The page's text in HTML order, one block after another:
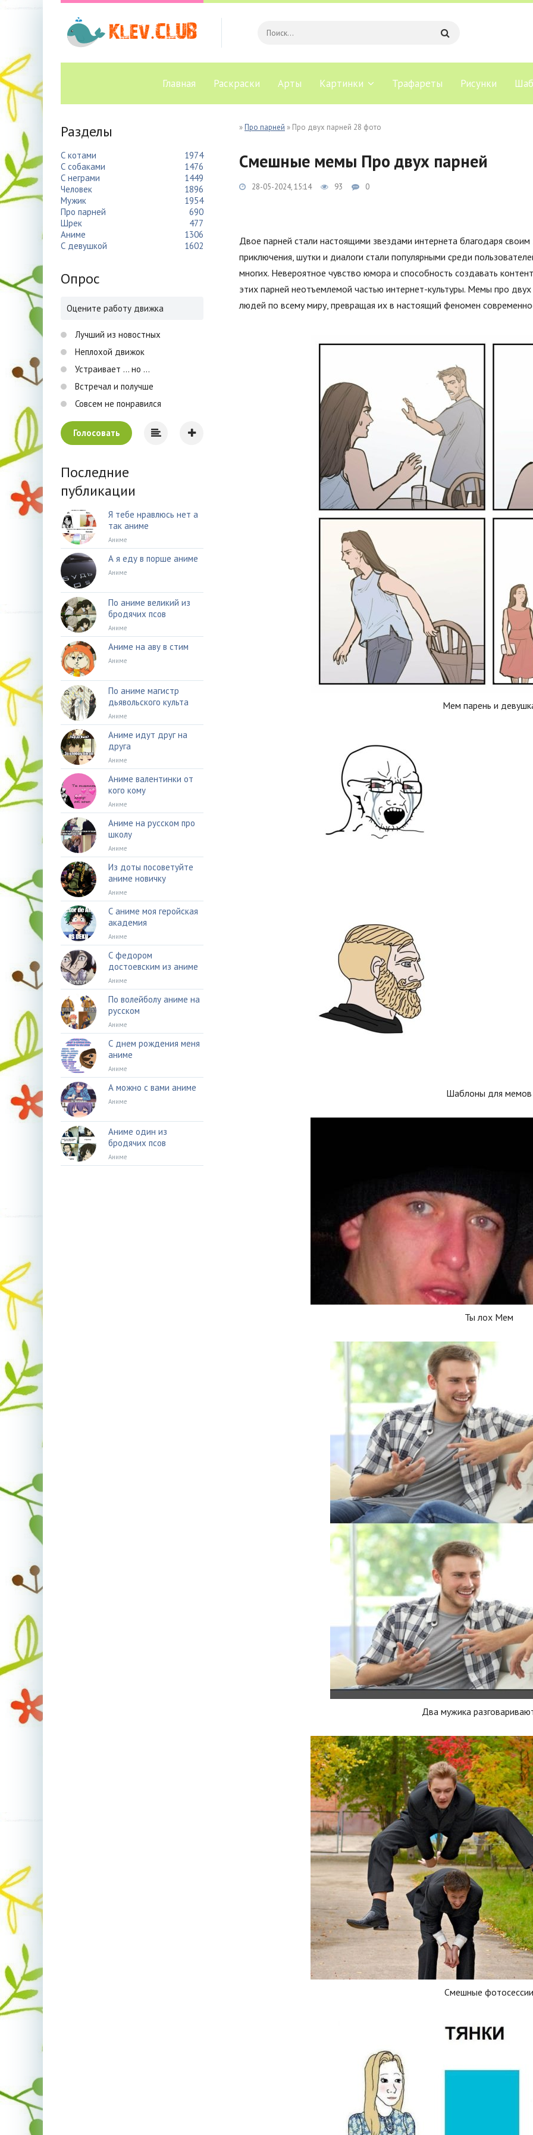
Главная Раскраски Арты Картинки Трафареты Рисунки
»Про парней » Про двух парней 28 фото
Смешные мемы Про двух парней
28-05-2024, 15:14 93 0
Двое парней стали настоящими звездами интернета благодаря
приключения, шутки и диалоги стали популярными среди
многих. Невероятное чувство юмора и способность создавать
этих парней неотъемлемой частью интернет-культуры. Мемы про
людей по всему миру, превращая их в настоящий феномен
Мем парень и
Шаблоны для мемов
Ты лох Мем
Два мужика
Смешные фотосессии
Разделы
С котами
1974
С собаками
1476
С неграми
1449
Человек
1896
Мужик
1954
Про парней
690
Шрек
477
Аниме
1306
С девушкой
1602
Опрос
Оцените работу движка
Лучший из новостных
Неплохой движок
Устраивает ... но ...
Встречал и получше
Совсем не понравился
Голосовать
Последние
публикации
Я тебе нравлюсь нет а
так аниме
Аниме
А я еду в порше аниме
Аниме
По аниме великий из
бродячих псов
Аниме
Аниме на аву в стим
Аниме
По аниме магистр
дьявольского культа
Аниме
Аниме идут друг на
друга
Аниме
Аниме валентинки от
кого кому
Аниме
Аниме на русском про
школу
Аниме
Из доты посоветуйте
аниме новичку
Аниме
С аниме моя геройская
академия
Аниме
С федором
достоевским из аниме
Аниме
По волейболу аниме на
русском
Аниме
С днем рождения меня
аниме
Аниме
А можно с вами аниме
Аниме
Аниме один из
бродячих псов
Аниме